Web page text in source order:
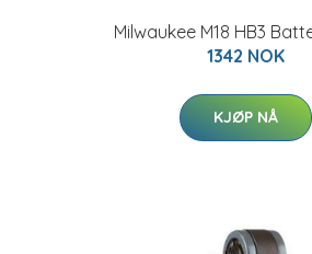
Milwaukee M18 HB3
1342 NOK
KJØP NÅ